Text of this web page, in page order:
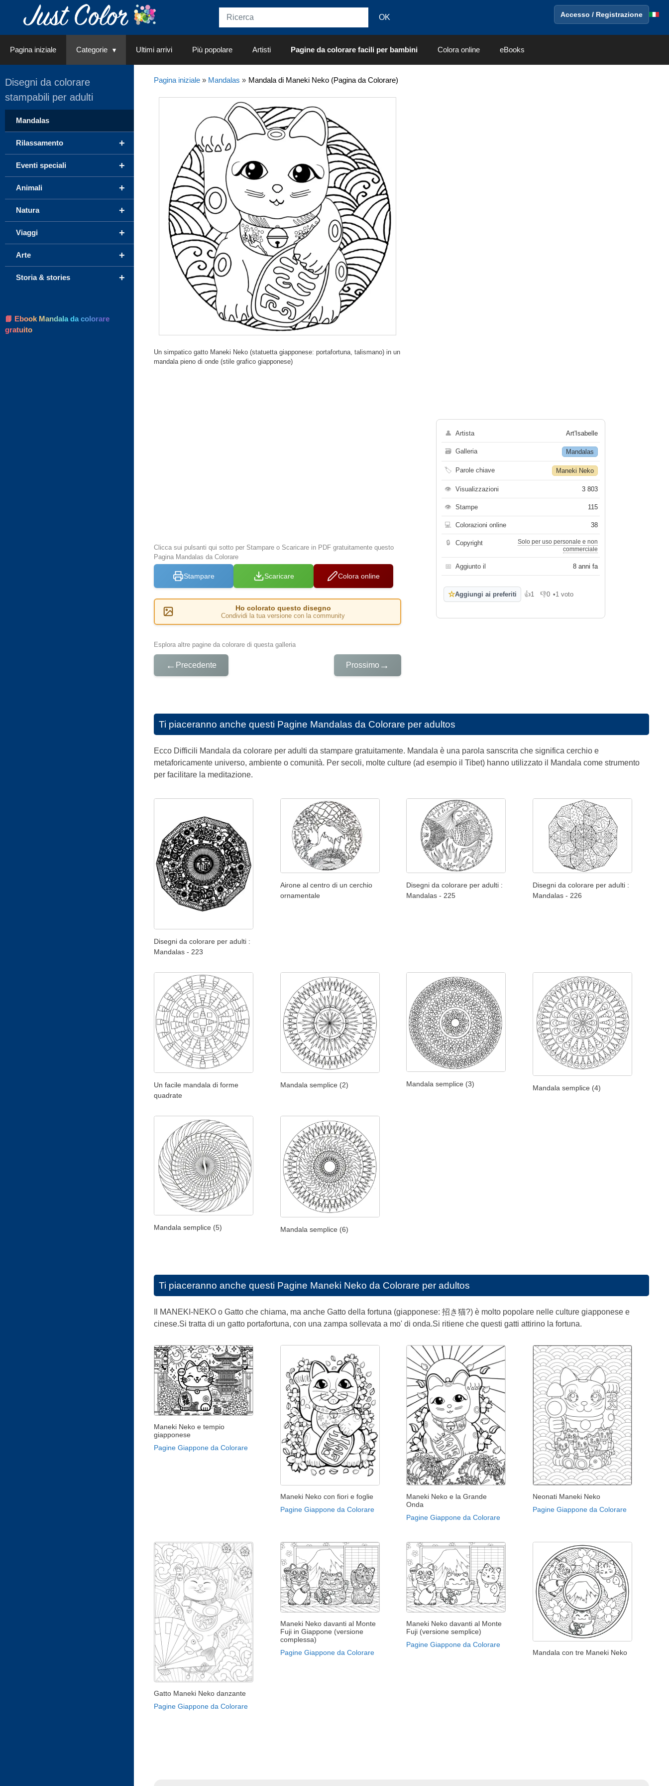
Accesso / Registrazione
Pagina iniziale Categorie Ultimi arrivi Più popolare Artisti Pagine da colorare facili per bambini Colora online eBooks
Pagina iniziale» Mandalas » Mandala di Maneki Neko (Pagina da Colorare)
Un simpatico gatto Maneki Neko (statuetta giapponese: portafortuna, talismano) in un
mandala pieno di onde (stile grafico giapponese)
Clicca sui pulsanti qui sotto per Stampare o Scaricare in PDF gratuitamente questo
Pagina Mandalas da Colorare
Stampare Scaricare Colora online
Ho colorato questo disegno
Condividi la tua versione con la community
Esplora altre pagine da colorare di questa galleria
← Precedente Prossimo →
👤 Artista Art'Isabelle
🗃 Galleria Mandalas
🏷 Parole chiave Maneki Neko
👁 Visualizzazioni 3 803
👁 Stampe 115
💻 Colorazioni online 38
🔒 Copyright
Solo per uso personale e non
commerciale
📅 Aggiunto il 8 anni fa
☆Aggiungi ai preferiti 👍1
Mi piace
👎0
Non mi piace
•1 voto
Ti piaceranno anche questi Pagine Mandalas da Colorare per adultos
Ecco Difficili Mandala da colorare per adulti da stampare gratuitamente. Mandala è una parola sanscrita che significa cerchio e
metaforicamente universo, ambiente o comunità. Per secoli, molte culture (ad esempio il Tibet) hanno utilizzato il Mandala come strumento
per facilitare la meditazione.
Disegni da colorare per adulti :
Mandalas - 223
Airone al centro di un cerchio
ornamentale
Disegni da colorare per adulti :
Mandalas - 225
Disegni da colorare per adulti :
Mandalas - 226
Un facile mandala di forme
quadrate
Mandala semplice (2) Mandala semplice (3) Mandala semplice (4)
Mandala semplice (5) Mandala semplice (6)
Ti piaceranno anche questi Pagine Maneki Neko da Colorare per adultos
Il MANEKI-NEKO o Gatto che chiama, ma anche Gatto della fortuna (giapponese: 招き猫?) è molto popolare nelle culture giapponese e
cinese.Si tratta di un gatto portafortuna, con una zampa sollevata a mo' di onda.Si ritiene che questi gatti attirino la fortuna.
Maneki Neko e tempio
giapponese
Pagine Giappone da Colorare
Maneki Neko con fiori e foglie
Pagine Giappone da Colorare
Maneki Neko e la Grande
Onda
Pagine Giappone da Colorare
Neonati Maneki Neko
Pagine Giappone da Colorare
Gatto Maneki Neko danzante
Pagine Giappone da Colorare
Maneki Neko davanti al Monte
Fuji in Giappone (versione
complessa)
Pagine Giappone da Colorare
Maneki Neko davanti al Monte
Fuji (versione semplice)
Pagine Giappone da Colorare
Mandala con tre Maneki Neko
Disegni da colorare
stampabili per adulti
Mandalas
+
Rilassamento
+
Eventi speciali
+
Animali
+
Natura
+
Viaggi
+
Arte
+
Storia & stories
📘 Ebook Mandala da colorare
gratuito